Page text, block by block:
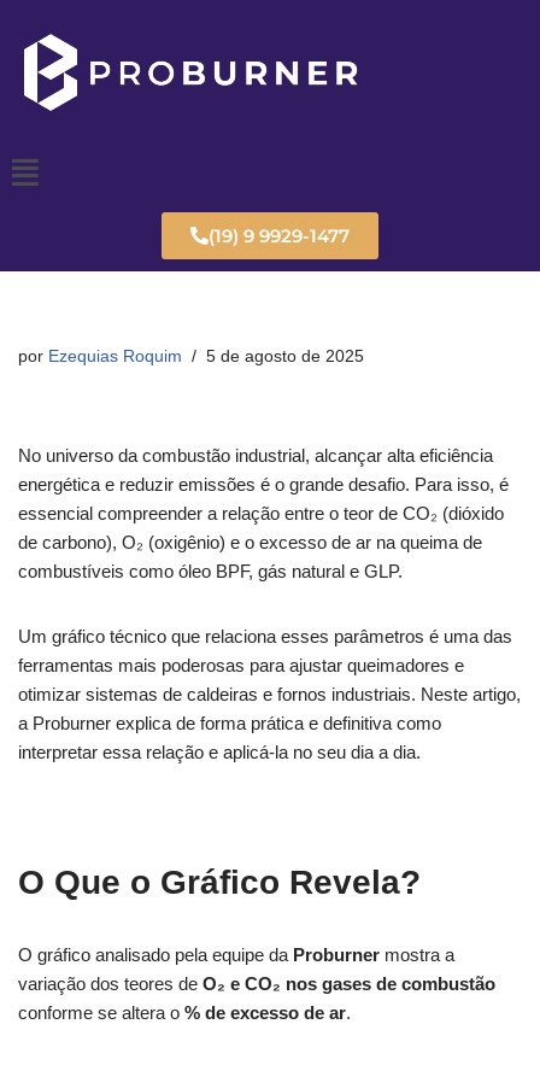
Pular
para
(19) 9 9929-1477
por Ezequias Roquim 5 de agosto de 2025
No universo da combustão industrial, alcançar alta eficiência
energética e reduzir emissões é o grande desafio. Para isso, é
essencial compreender a relação entre o teor de CO₂ (dióxido
de carbono), O₂ (oxigênio) e o excesso de ar na queima de
combustíveis como óleo BPF, gás natural e GLP.
Um gráfico técnico que relaciona esses parâmetros é uma das
ferramentas mais poderosas para ajustar queimadores e
otimizar sistemas de caldeiras e fornos industriais. Neste artigo,
a Proburner explica de forma prática e definitiva como
interpretar essa relação e aplicá-la no seu dia a dia.
O Que o Gráfico Revela?
O gráfico analisado pela equipe da Proburner mostra a
variação dos teores de O₂ e CO₂ nos gases de combustão
conforme se altera o % de excesso de ar.